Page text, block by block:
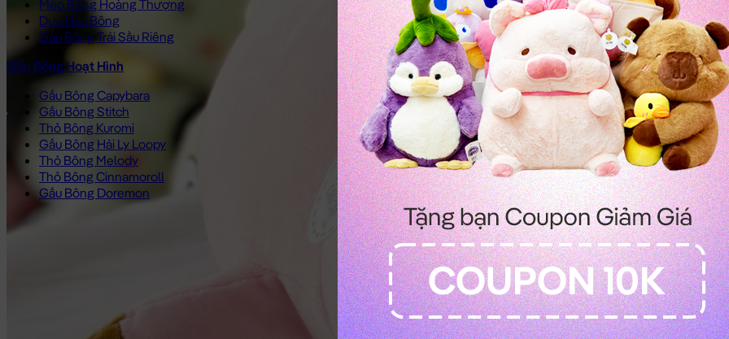
Mèo Bông Hoàng Thượng
Dưa Hấu Bông
Gấu Bông Trái Sầu Riêng
Gấu Bông Hoạt Hình
Gấu Bông Capybara
Gấu Bông Stitch
Thỏ Bông Kuromi
Gấu Bông Hải Ly Loopy
Thỏ Bông Melody
Thỏ Bông Cinnamoroll
Gấu Bông Doremon